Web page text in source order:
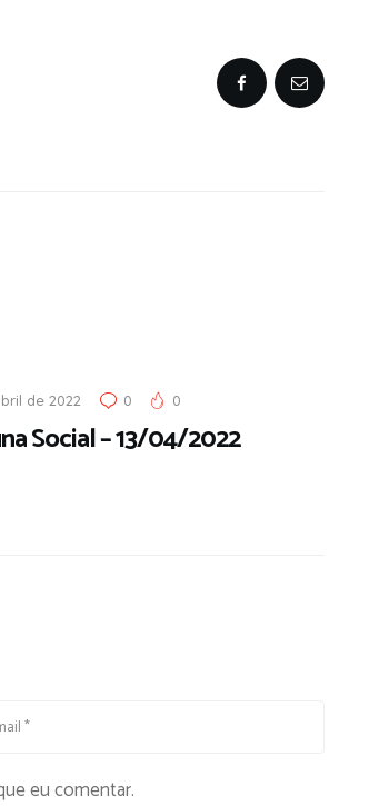
de 2022 0 0
Social – 13/04/2022
eu comentar.